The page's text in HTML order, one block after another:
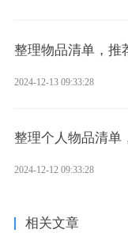
整理物品清单，推
2024-12-13 09:33:28
整理个人物品清单
2024-12-12 09:33:28
相关文章